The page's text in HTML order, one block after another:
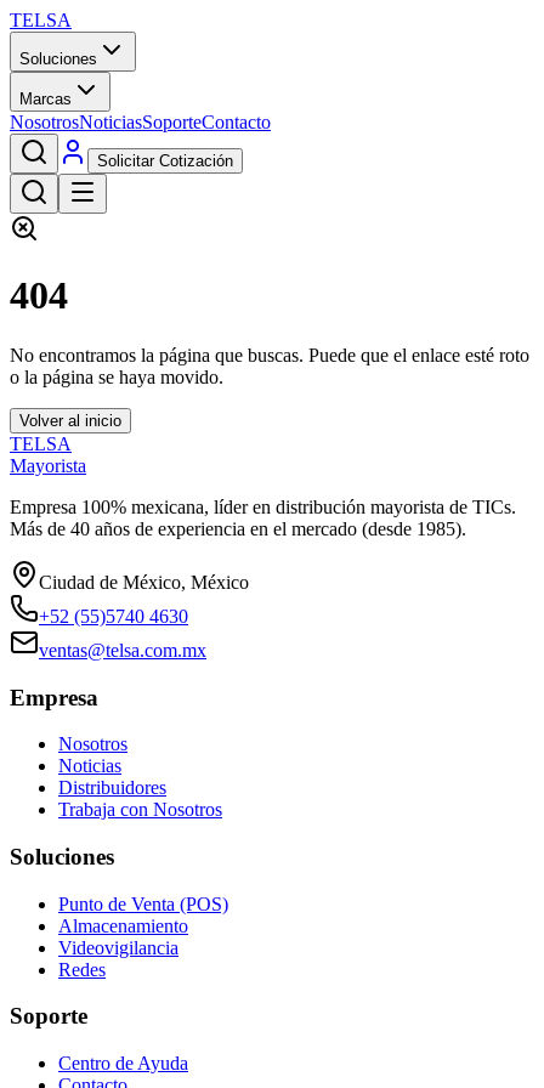
TELSA
Soluciones
Marcas
NosotrosNoticiasSoporteContacto
Solicitar Cotización
404
No encontramos la página que buscas. Puede que el enlace esté roto
o la página se haya movido.
Volver al inicio
TELSA
Mayorista
Empresa 100% mexicana, líder en distribución mayorista de TICs.
Más de 40 años de experiencia en el mercado (desde 1985).
Ciudad de México, México
+52 (55)5740 4630
ventas@telsa.com.mx
Empresa
Nosotros
Noticias
Distribuidores
Trabaja con Nosotros
Soluciones
Punto de Venta (POS)
Almacenamiento
Videovigilancia
Redes
Soporte
Centro de Ayuda